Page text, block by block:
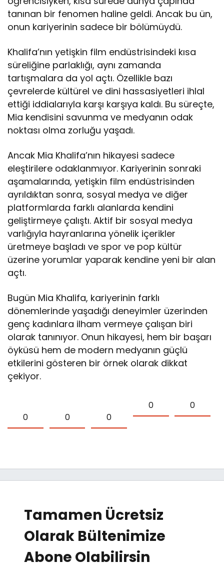
tanınan bir fenomen haline geldi. Ancak bu ün,
onun kariyerinin sadece bir bölümüydü.
Khalifa’nın yetişkin film endüstrisindeki kısa
süreliğine parlaklığı, aynı zamanda
tartışmalara da yol açtı. Özellikle bazı
çevrelerde kültürel ve dini hassasiyetleri ihlal
ettiği iddialarıyla karşı karşıya kaldı. Bu süreçte,
Mia kendisini savunma ve medyanın odak
noktası olma zorluğu yaşadı.
Ancak Mia Khalifa’nın hikayesi sadece
eleştirilere odaklanmıyor. Kariyerinin sonraki
aşamalarında, yetişkin film endüstrisinden
ayrıldıktan sonra, sosyal medya ve diğer
platformlarda farklı alanlarda kendini
geliştirmeye çalıştı. Aktif bir sosyal medya
varlığıyla hayranlarına yönelik içerikler
üretmeye başladı ve spor ve pop kültür
üzerine yorumlar yaparak kendine yeni bir alan
açtı.
Bugün Mia Khalifa, kariyerinin farklı
dönemlerinde yaşadığı deneyimler üzerinden
genç kadınlara ilham vermeye çalışan biri
olarak tanınıyor. Onun hikayesi, hem bir başarı
öyküsü hem de modern medyanın güçlü
etkilerini gösteren bir örnek olarak dikkat
çekiyor.
0 0 0
0 0
Tamamen Ücretsiz
Olarak Bültenimize
Abone Olabilirsin